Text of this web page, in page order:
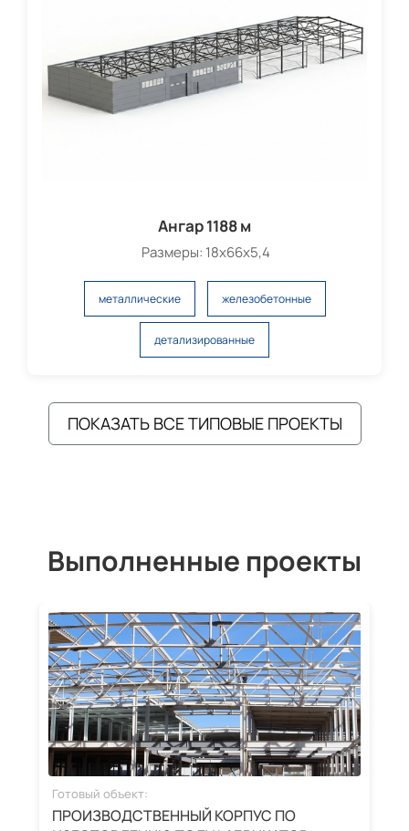
Ангар 1188 м
Размеры: 18х66х5,4
металлические железобетонные
детализированные
ПОКАЗАТЬ ВСЕ ТИПОВЫЕ ПРОЕКТЫ
Выполненные проекты
Готовый объект:
ПРОИЗВОДСТВЕННЫЙ КОРПУС ПО